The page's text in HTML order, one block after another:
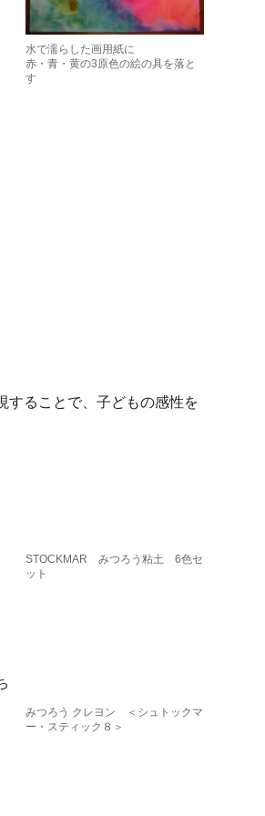
水で濡らした画用紙に
赤・青・黄の3原色の絵の具を落と
す
することで、子どもの感性を
STOCKMAR みつろう粘土 6色セ
ット
みつろう クレヨン ＜シュトックマ
ー・スティック８＞